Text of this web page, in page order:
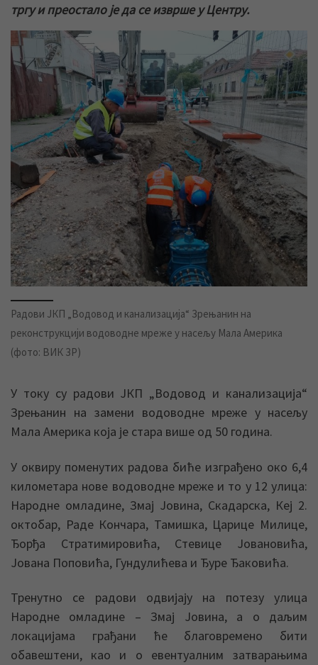
тргу и преостало је да се изврше у Центру.
Радови ЈКП „Водовод и канализација“ Зрењанин на
реконструкцији водоводне мреже у насељу Мала Америка
(фото: ВИК ЗР)
У току су радови ЈКП „Водовод и канализација“
Зрењанин на замени водоводне мреже у насељу
Мала Америка која је стара више од 50 година.
У оквиру поменутих радова биће изграђено око 6,4
километара нове водоводне мреже и то у 12 улица:
Народне омладине, Змај Јовина, Скадарска, Кеј 2.
октобар, Раде Кончара, Тамишка, Царице Милице,
Ђорђа Стратимировића, Стевице Јовановића,
Јована Поповића, Гундулићева и Ђуре Ђаковића.
Тренутно се радови одвијају на потезу улица
Народне омладине – Змај Јовина, а о даљим
локацијама грађани ће благовремено бити
обавештени, као и о евентуалним затварањима